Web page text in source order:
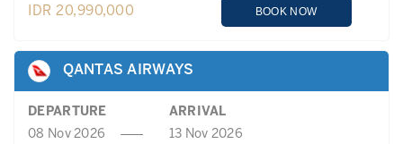
IDR 20,990,000 BOOK NOW
QANTAS AIRWAYS
DEPARTURE
ARRIVAL
08 Nov 2026
13 Nov 2026